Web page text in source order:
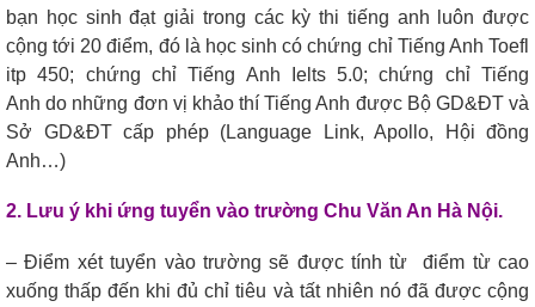
bạn học sinh đạt giải trong các kỳ thi tiếng anh luôn được
cộng tới 20 điểm, đó là học sinh có chứng chỉ Tiếng Anh Toefl
itp 450; chứng chỉ Tiếng Anh Ielts 5.0; chứng chỉ Tiếng
Anh do những đơn vị khảo thí Tiếng Anh được Bộ GD&ĐT và
Sở GD&ĐT cấp phép (Language Link, Apollo, Hội đồng
Anh…)
2. Lưu ý khi ứng tuyển vào trường Chu Văn An Hà Nội.
– Điểm xét tuyển vào trường sẽ được tính từ điểm từ cao
xuống thấp đến khi đủ chỉ tiêu và tất nhiên nó đã được cộng